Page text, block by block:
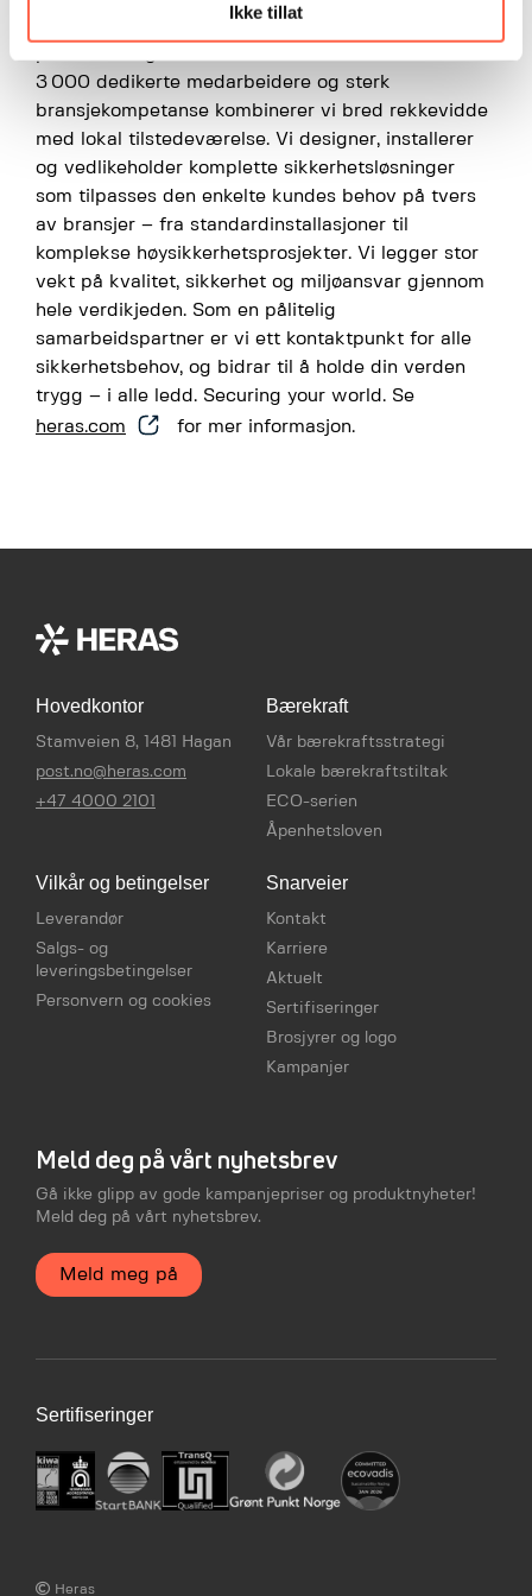
Ikke tillat
3 000 dedikerte medarbeidere og sterk
bransjekompetanse kombinerer vi bred rekkevidde
med lokal tilstedeværelse. Vi designer, installerer
og vedlikeholder komplette sikkerhetsløsninger
som tilpasses den enkelte kundes behov på tvers
av bransjer – fra standardinstallasjoner til
komplekse høy­sikkerhetsprosjekter. Vi legger stor
vekt på kvalitet, sikkerhet og miljøansvar gjennom
hele verdikjeden. Som en pålitelig
samarbeidspartner er vi ett kontaktpunkt for alle
sikkerhetsbehov, og bidrar til å holde din verden
trygg – i alle ledd. Securing your world. Se
heras.com
for mer informasjon.
Hovedkontor
Stamveien 8, 1481 Hagan
post.no@heras.com
+47 4000 2101
Bærekraft
Vår bærekraftsstrategi
Lokale bærekraftstiltak
ECO-serien
Åpenhetsloven
Vilkår og betingelser
Leverandør
Salgs- og
leveringsbetingelser
Personvern og cookies
Snarveier
Kontakt
Karriere
Aktuelt
Sertifiseringer
Brosjyrer og logo
Kampanjer
Meld deg på vårt nyhetsbrev
Gå ikke glipp av gode kampanjepriser og produktnyheter!
Meld deg på vårt nyhetsbrev.
Meld meg på
Sertifiseringer
Heras